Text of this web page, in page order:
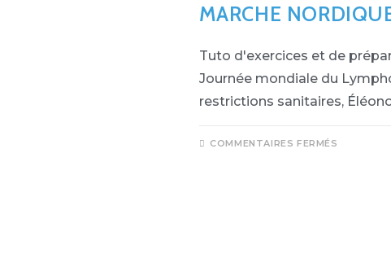
MARCHE
Tuto d'exercices et de
Journée mondiale du
restrictions sanitaires,
COMMENTAIRES FERMÉS